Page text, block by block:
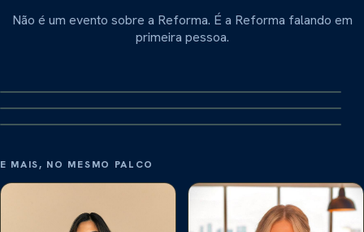
Não é um evento sobre a Reforma. É a Reforma falando em
primeira pessoa.
Reforma Tributária, Ministério da
Fazenda. O principal arquiteto do novo
Dep. Luiz Carlos Hauly
Deputado Federal, idealizador histórico
Miguel Abuhab
E MAIS, NO MESMO PALCO